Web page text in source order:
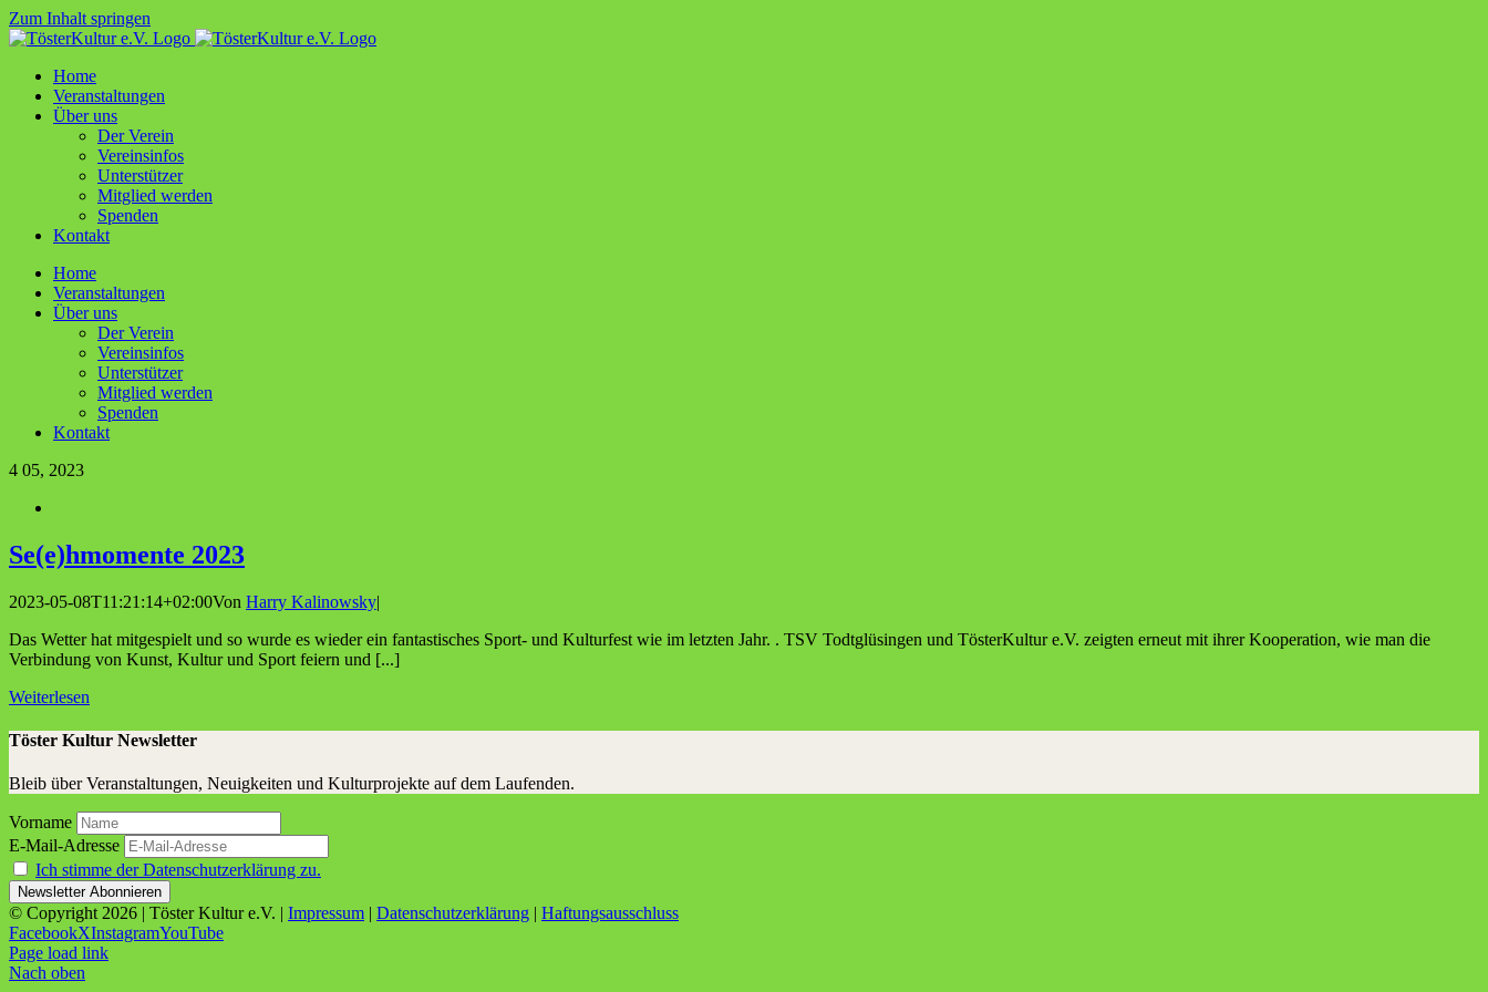
Zum Inhalt springen
Home
Ver­an­stal­tun­gen
Über uns
Der Ver­ein
Ver­ein­sin­fos
Unter­stüt­zer
Mit­glied werden
Spen­den
Kon­takt
Home
Ver­an­stal­tun­gen
Über uns
Der Ver­ein
Ver­ein­sin­fos
Unter­stüt­zer
Mit­glied werden
Spen­den
Kon­takt
4 05, 2023
Se(e)hmomente 2023
2023-05-08T11:21:14+02:00Von Harry Kalinowsky|
Das Wetter hat mitgespielt und so wurde es wieder ein fantastisches Sport- und Kulturfest wie im letzten Jahr. . TSV Todtglüsingen und TösterKultur e.V. zeigten erneut mit ihrer Kooperation, wie man die
Verbindung von Kunst, Kultur und Sport feiern und [...]
Weiterlesen
Töster Kultur Newsletter
Bleib über Veranstaltungen, Neuigkeiten und Kulturprojekte auf dem Laufenden.
Vorname
E-Mail-Adresse
Ich stimme der Datenschutzerklärung zu.
© Copyright 2026 | Töster Kultur e.V. | Impressum | Datenschutzerklärung | Haftungsausschluss
FacebookXInstagramYouTube
Page load link
Nach oben